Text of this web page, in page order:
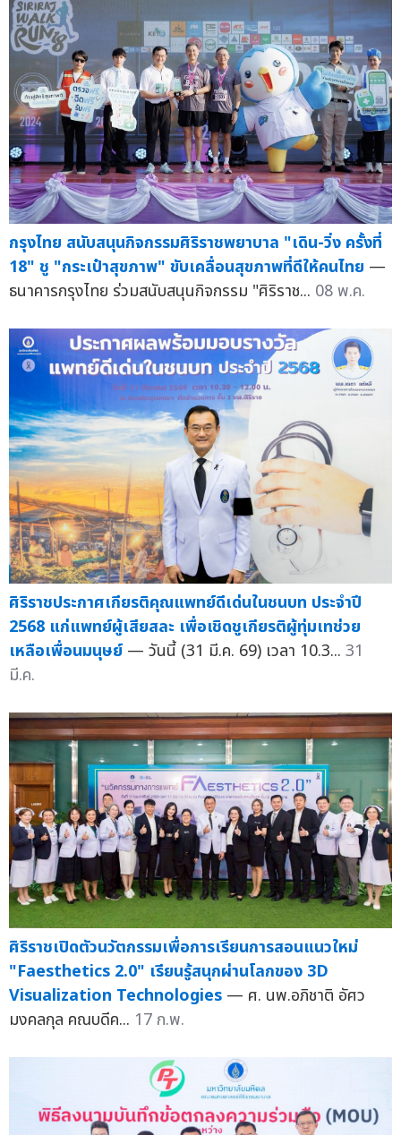
กรุงไทย สนับสนุนกิจกรรมศิริราชพยาบาล "เดิน-วิ่ง ครั้งที่
18" ชู "กระเป๋าสุขภาพ" ขับเคลื่อนสุขภาพที่ดีให้คนไทย —
ธนาคารกรุงไทย ร่วมสนับสนุนกิจกรรม "ศิริราช... 08 พ.ค.
ศิริราชประกาศเกียรติคุณแพทย์ดีเด่นในชนบท ประจำปี
2568 แก่แพทย์ผู้เสียสละ เพื่อเชิดชูเกียรติผู้ทุ่มเทช่วย
เหลือเพื่อนมนุษย์ — วันนี้ (31 มี.ค. 69) เวลา 10.3... 31
มี.ค.
ศิริราชเปิดตัวนวัตกรรมเพื่อการเรียนการสอนแนวใหม่
"Faesthetics 2.0" เรียนรู้สนุกผ่านโลกของ 3D
Visualization Technologies — ศ. นพ.อภิชาติ อัศว
มงคลกุล คณบดีค... 17 ก.พ.